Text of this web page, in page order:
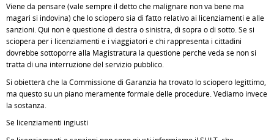
Viene da pensare (vale sempre il detto che malignare non va bene ma
magari si indovina) che lo sciopero sia di fatto relativo ai licenziamenti e alle
sanzioni. Qui non è questione di destra o sinistra, di sopra o di sotto. Se si
sciopera per i licenziamenti e i viaggiatori e chi rappresenta i cittadini
dovrebbe sottoporre alla Magistratura la questione perché veda se non si
tratta di una interruzione del servizio pubblico.
Si obietterà che la Commissione di Garanzia ha trovato lo sciopero legittimo,
ma questo su un piano meramente formale delle procedure. Vediamo invece
la sostanza.
Se licenziamenti ingiusti